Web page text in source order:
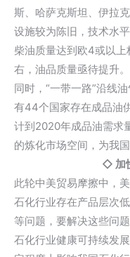
斯、哈萨克斯坦、伊拉
设施较为陈旧，技术水
柴油质量达到欧4或以
右，油品质量亟待提升。
同时，“一带一路”沿线
有44个国家存在成品油
计到2020年成品油需求
的炼化市场空间，为我
◇ 加
此轮中美贸易摩擦中，
石化行业存在产品层次
等问题，要解决这些问
石化行业健康可持续发